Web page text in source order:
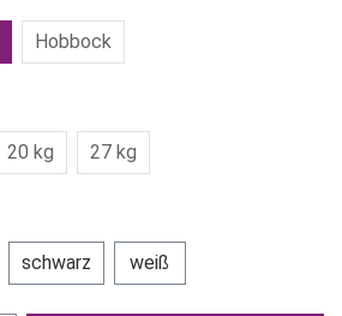
Hobbock
20 kg 27 kg
schwarz weiß